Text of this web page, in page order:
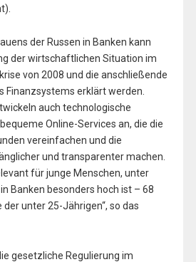
der Russen in Banken kann
der wirtschaftlichen Situation im
von 2008 und die anschließende
Finanzsystems erklärt werden.
auch technologische
Online-Services an, die die
vereinfachen und die
und transparenter machen.
für junge Menschen, unter
Banken besonders hoch ist – 68
der unter 25-Jährigen“, so das
gesetzliche Regulierung im